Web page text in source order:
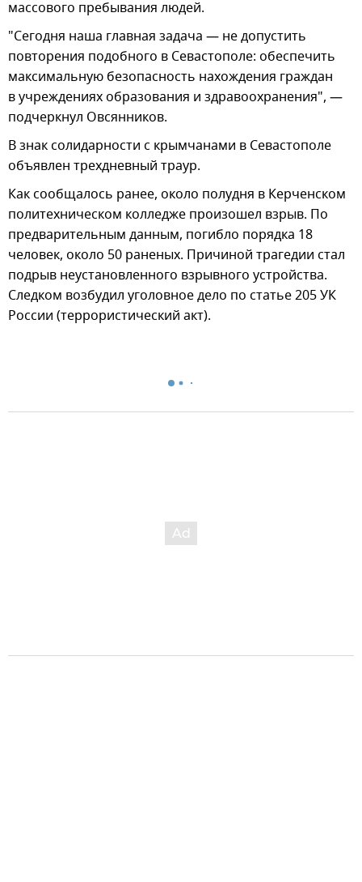
массового пребывания людей.
"Сегодня наша главная задача — не допустить
повторения подобного в Севастополе: обеспечить
максимальную безопасность нахождения граждан
в учреждениях образования и здравоохранения", —
подчеркнул Овсянников.
В знак солидарности с крымчанами в Севастополе
объявлен трехдневный траур.
Как сообщалось ранее, около полудня в Керченском
политехническом колледже произошел взрыв. По
предварительным данным, погибло порядка 18
человек, около 50 раненых. Причиной трагедии стал
подрыв неустановленного взрывного устройства.
Следком возбудил уголовное дело по статье 205 УК
России (террористический акт).